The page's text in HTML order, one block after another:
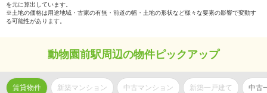
を元に算出しています。
※土地の価格は用途地域・古家の有無・前道の幅・土地の形状など様々な要素の影響で変動す
る可能性があります。
動物園前駅周辺の物件ピックアップ
賃貸物件 新築マンション 中古マンション 新築一戸建て 中古